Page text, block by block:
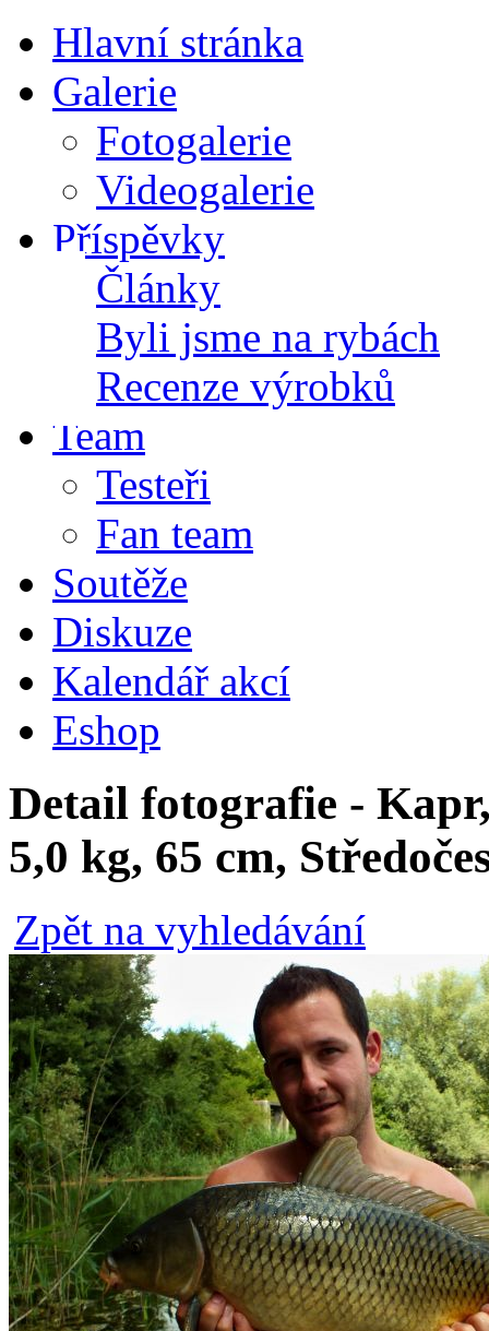
Hlavní stránka
Galerie
Fotogalerie
Videogalerie
Příspěvky
Články
Byli jsme na rybách
Recenze výrobků
Team
Testeři
Fan team
Soutěže
Diskuze
Kalendář akcí
Eshop
Detail fotografie -
5,0 kg, 65 cm,
Zpět na vyhledávání